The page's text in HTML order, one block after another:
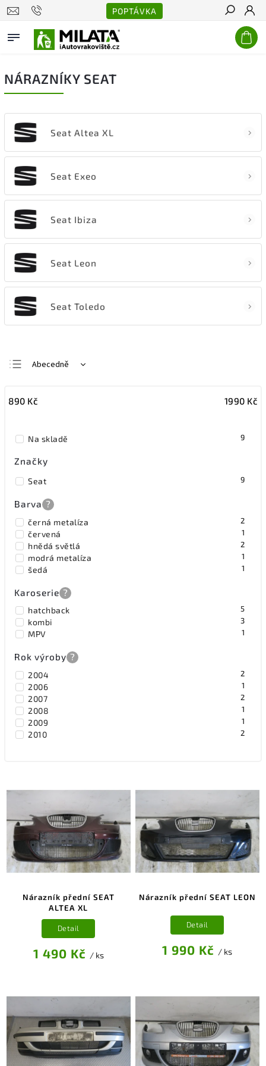
POPTÁVKA
Hledat
NÁRAZNÍKY SEAT
Seat Altea XL
Seat Exeo
Seat Ibiza
Seat Leon
Seat Toledo
Abecedně
Nejdražší
890 Kč 1990 Kč
Na skladě 9
Značky
Seat 9
Barva ?
černá metalíza 2
červená 1
hnědá světlá 2
modrá metalíza 1
šedá 1
Karoserie ?
hatchback 5
kombi 3
MPV 1
Rok výroby ?
2004 2
2006 1
2007 2
2008 1
2009 1
2010 2
Nárazník přední SEAT
ALTEA XL
1 490 Kč / ks
Detail
Nárazník přední SEAT LEON
1 990 Kč / ks
Detail